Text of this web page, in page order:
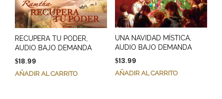
RECUPERA TU PODER,
AUDIO BAJO DEMANDA
$18.99
AÑADIR AL CARRITO
UNA NAVIDAD MÍSTICA,
AUDIO BAJO DEMANDA
$13.99
AÑADIR AL CARRITO